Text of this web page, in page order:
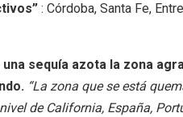
: Córdoba, Santa Fe,
una sequía azota la zona
“La zona que se está
de California, España,